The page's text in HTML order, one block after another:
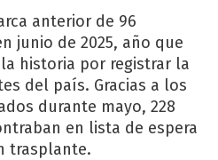
anterior de 96
junio de 2025, año que
historia por registrar la
del país. Gracias a los
durante mayo, 228
en lista de espera
trasplante.